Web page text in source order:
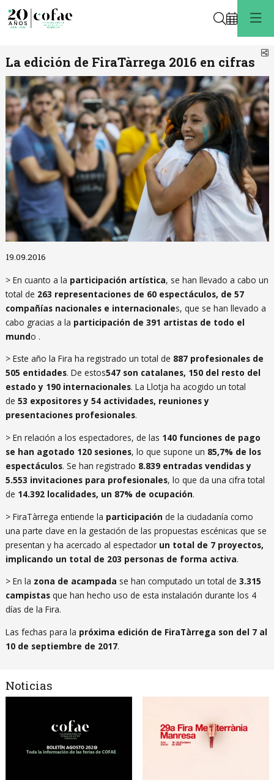
Buscar
La edición de FiraTàrrega 2016 en cifras
19.09.2016
> En cuanto a la participación artística, se han llevado a cabo un
total de 263 representaciones de 60 espectáculos, de 57
compañías nacionales e internacionales, que se han llevado a
cabo gracias a la participación de 391 artistas de todo el
mundo .
> Este año la Fira ha registrado un total de 887 profesionales de
505 entidades. De estos547 son catalanes, 150 del resto del
estado y 190 internacionales. La Llotja ha acogido un total
de 53 expositores y 54 actividades, reuniones y
presentaciones profesionales.
> En relación a los espectadores, de las 140 funciones de pago
se han agotado 120 sesiones, lo que supone un 85,7% de los
espectáculos. Se han registrado 8.839 entradas vendidas y
5.553 invitaciones para profesionales, lo que da una cifra total
de 14.392 localidades, un 87% de ocupación.
> FiraTàrrega entiende la participación de la ciudadanía como
una parte clave en la gestación de las propuestas escénicas que se
presentan y ha acercado al espectador un total de 7 proyectos,
implicando un total de 203 personas de forma activa.
> En la zona de acampada se han computado un total de 3.315
campistasque han hecho uso de esta instalación durante los 4
días de la Fira.
Las fechas para la próxima edición de FiraTàrrega son del 7 al
10 de septiembre de 2017.
Noticias